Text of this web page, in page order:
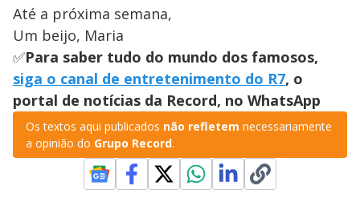
Até a próxima semana,
Um beijo, Maria
✅Para saber tudo do mundo dos famosos,
siga o canal de entretenimento do R7, o
portal de notícias da Record, no WhatsApp
Os textos aqui publicados não refletem necessariamente
a opinião do Grupo Record.